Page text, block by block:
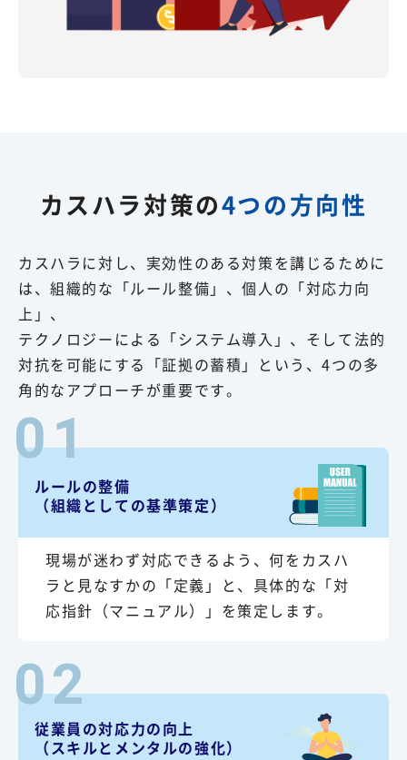
カスハラ対策の4つの方向性
カスハラに対し、実効性のある対策を講じるために
は、組織的な「ルール整備」、個人の「対応力向
上」、
テクノロジーによる「システム導入」、そして法的
対抗を可能にする「証拠の蓄積」という、4つの多
角的なアプローチが重要です。
01
ルールの整備
（組織としての基準策定）
現場が迷わず対応できるよう、何をカスハ
ラと見なすかの「定義」と、具体的な「対
応指針（マニュアル）」を策定します。
02
従業員の対応力の向上
（スキルとメンタルの強化）